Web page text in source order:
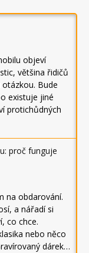
objeví
většina řidičů
Bude
existuje jiné
protichůdných
proč funguje
na obdarování.
a nářadí si
co chce.
nebo něco
dárek…